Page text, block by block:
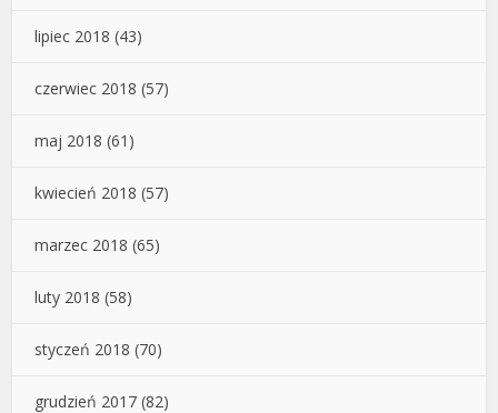
lipiec 2018 (43)
czerwiec 2018 (57)
maj 2018 (61)
kwiecień 2018 (57)
marzec 2018 (65)
luty 2018 (58)
styczeń 2018 (70)
grudzień 2017 (82)